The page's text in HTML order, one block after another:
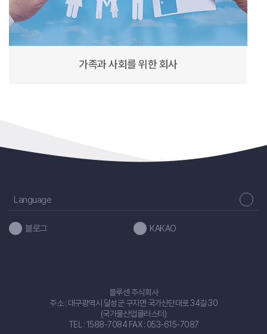
가족과 사회를 위한 회사
Language
블로그 KAKAO
블루센 주식회사
주소 : 대구광역시 달성군 구지면 국가산단대로 34길 30
(국가물산업클러스터)
TEL : 1588-7084 FAX : 053-615-7087